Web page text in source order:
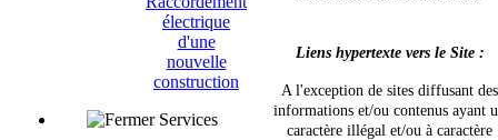
électrique
d'une
nouvelle
construction
Services
Liens hypertexte vers le Site :
A l'exception de sites diffusant des
informations et/ou contenus ayant
caractère illégal et/ou à caractère